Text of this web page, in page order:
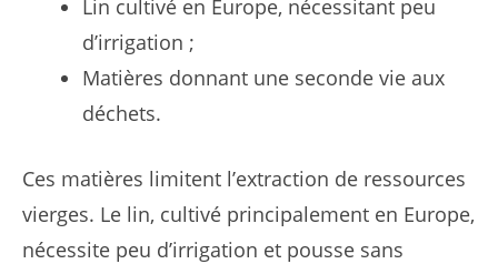
Lin cultivé en Europe, nécessitant peu
d’irrigation ;
Matières donnant une seconde vie aux
déchets.
Ces matières limitent l’extraction de ressources
vierges. Le lin, cultivé principalement en Europe,
nécessite peu d’irrigation et pousse sans